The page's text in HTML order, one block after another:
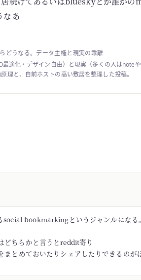
なあ
どうなる。データ主権と現実の乖離
最適化・デザイン自由）と現実（多くの人はnote
理と、自前ホストの高い敷居を整理した投稿。
social bookmarkingというジャンルにな
どちらかと言うとreddit寄り
まとめておいたりシェアしたりできるのが